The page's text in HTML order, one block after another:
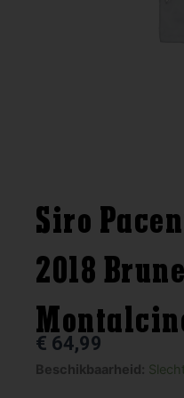
Siro
2018
€ 64,99
Beschikbaarheid:
Siro